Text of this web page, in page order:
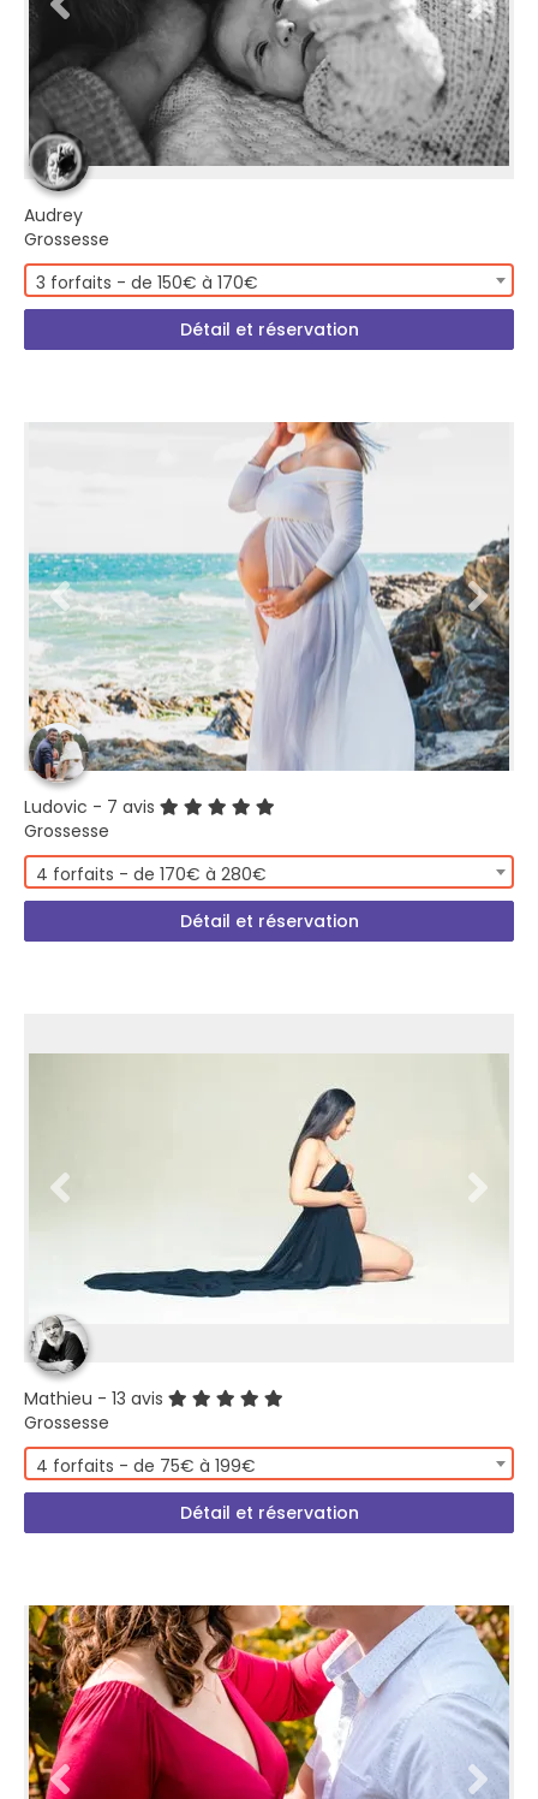
Audrey
Grossesse
3 forfaits - de 150€ à 170€
Détail et réservation
Ludovic - 7 avis
Grossesse
4 forfaits - de 170€ à 280€
Détail et réservation
Mathieu - 13 avis
Grossesse
4 forfaits - de 75€ à 199€
Détail et réservation